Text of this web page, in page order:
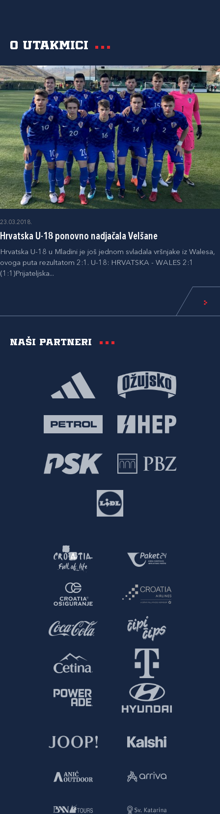
O utakmici
23.03.2018.
Hrvatska U-18 ponovno nadjačala Velšane
Hrvatska U-18 u Mladini je još jednom svladala vršnjake iz Walesa,
ovoga puta rezultatom 2:1. U-18: HRVATSKA - WALES 2:1
(1:1)Prijateljska...
Naši partneri